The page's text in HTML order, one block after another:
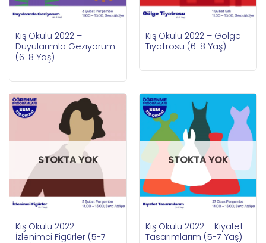
Kış Okulu 2022 –
Duyularımla Geziyorum
(6-8 Yaş)
Kış Okulu 2022 – Gölge
Tiyatrosu (6-8 Yaş)
STOKTA YOK
Kış Okulu 2022 –
İzlenimci Figürler (5-7
STOKTA YOK
Kış Okulu 2022 – Kıyafet
Tasarımlarım (5-7 Yaş)